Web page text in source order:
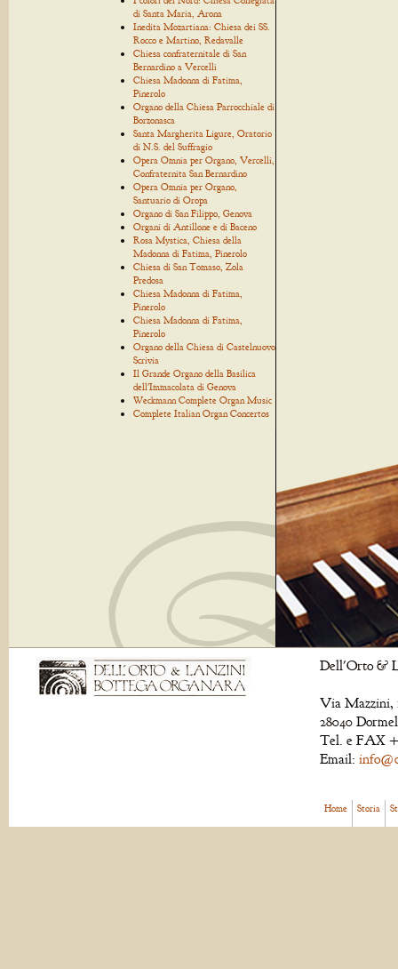
di Santa Maria, Arona
Inedita Mozartiana: Chiesa dei SS.
Rocco e Martino, Redavalle
Chiesa confraternitale di San
Bernardino a Vercelli
Chiesa Madonna di Fatima,
Pinerolo
Organo della Chiesa Parrocchiale di
Borzonasca
Santa Margherita Ligure, Oratorio
di N.S. del Suffragio
Opera Omnia per Organo, Vercelli,
Confraternita San Bernardino
Opera Omnia per Organo,
Santuario di Oropa
Organo di San Filippo, Genova
Organi di Antillone e di Baceno
Rosa Mystica, Chiesa della
Madonna di Fatima, Pinerolo
Chiesa di San Tomaso, Zola
Predosa
Chiesa Madonna di Fatima,
Pinerolo
Chiesa Madonna di Fatima,
Pinerolo
Organo della Chiesa di Castelnuovo
Scrivia
Il Grande Organo della Basilica
dell'Immacolata di Genova
Weckmann Complete Organ Music
Complete Italian Organ Concertos
Dell'Orto &
Via Mazzini,
28040
Tel. e FAX
Email:
Home Storia